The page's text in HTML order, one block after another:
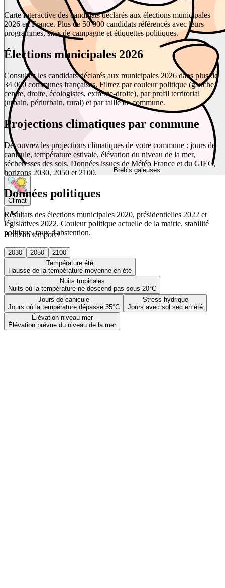
Brebis galeuses
Climat
Horizon temporel
2030 2050
2100
Température été
Hausse de la température moyenne en été
Nuits tropicales
Nuits où la température ne descend pas sous 20°C
Jours de canicule
Jours où la température dépasse 35°C
Stress hydrique
Jours avec sol sec en été
Élévation niveau mer
Élévation prévue du niveau de la mer
Carte interactive des candidats déclarés aux élections municipales
2026 en France. Plus de 50 000 candidats référencés avec leurs
programmes, sites de campagne et étiquettes politiques.
Élections municipales 2026
Consultez les candidats déclarés aux municipales 2026 dans plus de
34 000 communes françaises. Filtrez par couleur politique (gauche,
centre, droite, écologistes, extrême-droite), par profil territorial
(urbain, périurbain, rural) et par taille de commune.
Projections climatiques par commune
Découvrez les projections climatiques de votre commune : jours de
canicule, température estivale, élévation du niveau de la mer,
sécheresses des sols. Données issues de Météo France et du GIEC,
horizons 2030, 2050 et 2100.
Données politiques
Résultats des élections municipales 2020, présidentielles 2022 et
législatives 2022. Couleur politique actuelle de la mairie, stabilité
politique, taux d'abstention.